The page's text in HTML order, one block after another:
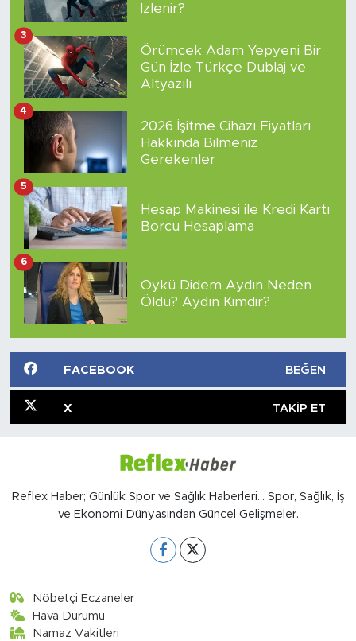
İzlenir?
Örümcek Adam Yepyeni Bir
Gün İzle Türkçe Dublaj ve
Altyazılı
3
2026 İşitme Cihazı Fiyatları
Hakkında Bilmeniz
Gerekenler
4
Hesap Makinesi ile Kredi Kartı
Borcu Hesaplama
5
Öykü Didem Aydın Neden
Öldü? Aydın Kimdir?
6
FACEBOOK BEĞEN
X TAKIP ET
Reflex Haber; Günlük Spor ve Sağlık Haberleri... Spor, Sağlık, İş
ve Ekonomi Dünyasından Güncel Gelişmeler.
Nöbetçi Eczaneler
Hava Durumu
Namaz Vakitleri